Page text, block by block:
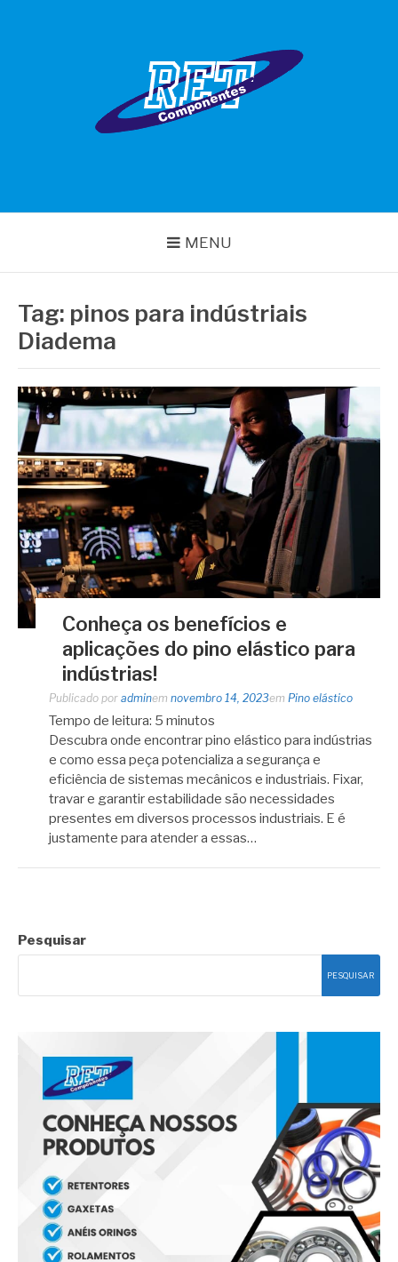
MENU
Tag: pinos para indústriais
Diadema
Conheça os benefícios e
aplicações do pino elástico para
indústrias!
Publicado por adminem novembro 14, 2023em Pino elástico
Tempo de leitura: 5 minutos
Descubra onde encontrar pino elástico para indústrias
e como essa peça potencializa a segurança e
eficiência de sistemas mecânicos e industriais. Fixar,
travar e garantir estabilidade são necessidades
presentes em diversos processos industriais. E é
justamente para atender a essas…
Pesquisar
PESQUISAR